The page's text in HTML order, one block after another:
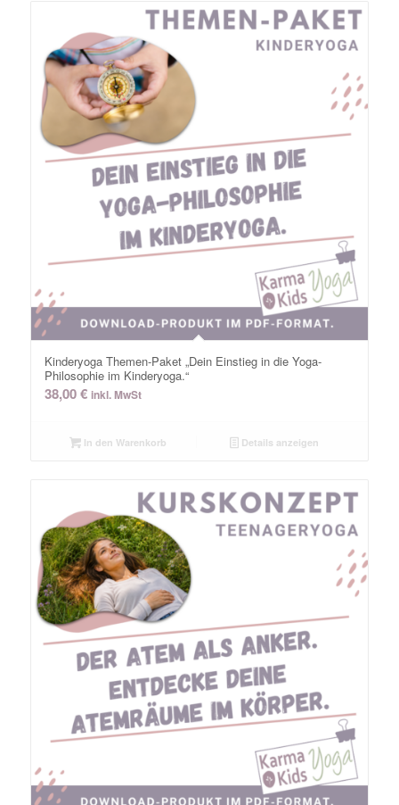
Kinderyoga Themen-Paket „Dein Einstieg in die Yoga-
Philosophie im Kinderyoga.“
38,00€ inkl. MwSt
In den Warenkorb Details anzeigen